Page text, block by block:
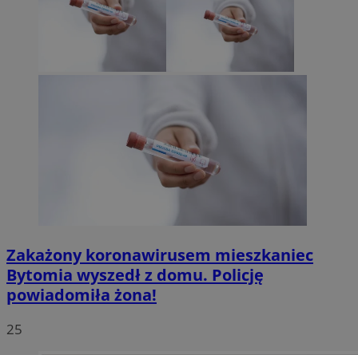
Zakażony koronawirusem mieszkaniec
Bytomia wyszedł z domu. Policję
powiadomiła żona!
25